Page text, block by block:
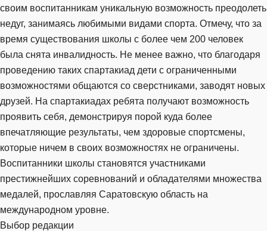
своим воспитанникам уникальную возможность преодолеть
недуг, занимаясь любимыми видами спорта. Отмечу, что за
время существования школы с более чем 200 человек
была снята инвалидность. Не менее важно, что благодаря
проведению таких спартакиад дети с ограниченными
возможностями общаются со сверстниками, заводят новых
друзей. На спартакиадах ребята получают возможность
проявить себя, демонстрируя порой куда более
впечатляющие результаты, чем здоровые спортсмены,
которые ничем в своих возможностях не ограничены.
Воспитанники школы становятся участниками
престижнейших соревнований и обладателями множества
медалей, прославляя Саратовскую область на
международном уровне.
Выбор редакции